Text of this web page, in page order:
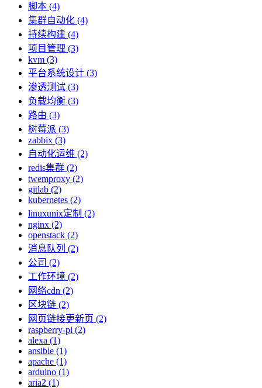
脚本 (4)
集群自动化 (4)
持续构建 (4)
项目管理 (3)
kvm (3)
平台系统设计 (3)
渗透测试 (3)
负载均衡 (3)
路由 (3)
树莓派 (3)
zabbix (3)
自动化运维 (2)
redis集群 (2)
twemproxy (2)
gitlab (2)
kubernetes (2)
linuxunix定制 (2)
nginx (2)
openstack (2)
消息队列 (2)
公司 (2)
工作环境 (2)
网络cdn (2)
区块链 (2)
网页链接更新页 (2)
raspberry-pi (2)
alexa (1)
ansible (1)
apache (1)
arduino (1)
aria2 (1)